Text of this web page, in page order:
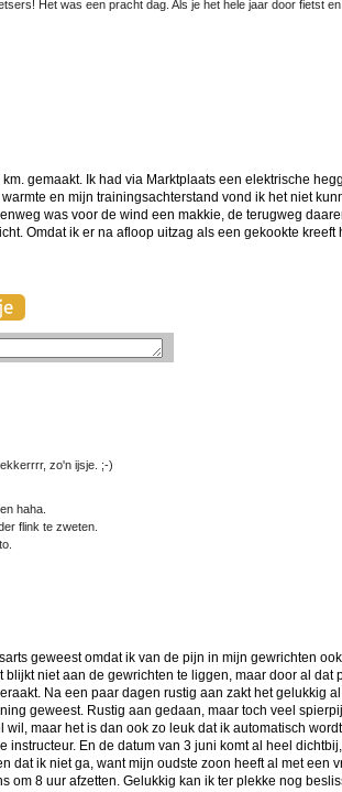
Het was een pracht dag. Als je het hele jaar door fietst
gemaakt. Ik had via Marktplaats een elektrische
en mijn trainingsachterstand vond ik het niet
was voor de wind een makkie, de terugweg
Omdat ik er na afloop uitzag als een gekookte kreeft
zo'n ijsje. ;-)
haha.
flink te zweten.
geweest omdat ik van de pijn in mijn gewrichten
blijkt niet aan de gewrichten te liggen, maar door al dat
Na een paar dagen rustig aan zakt het gelukkig
geweest. Rustig aan gedaan, maar toch veel
wil, maar het is dan ook zo leuk dat ik automatisch
instructeur. En de datum van 3 juni komt al heel
dat ik niet ga, want mijn oudste zoon heeft al met een
om 8 uur afzetten. Gelukkig kan ik ter plekke nog